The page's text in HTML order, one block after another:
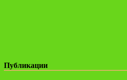
Публикации